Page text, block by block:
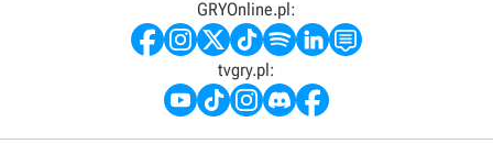
GRYOnline.pl:
tvgry.pl: